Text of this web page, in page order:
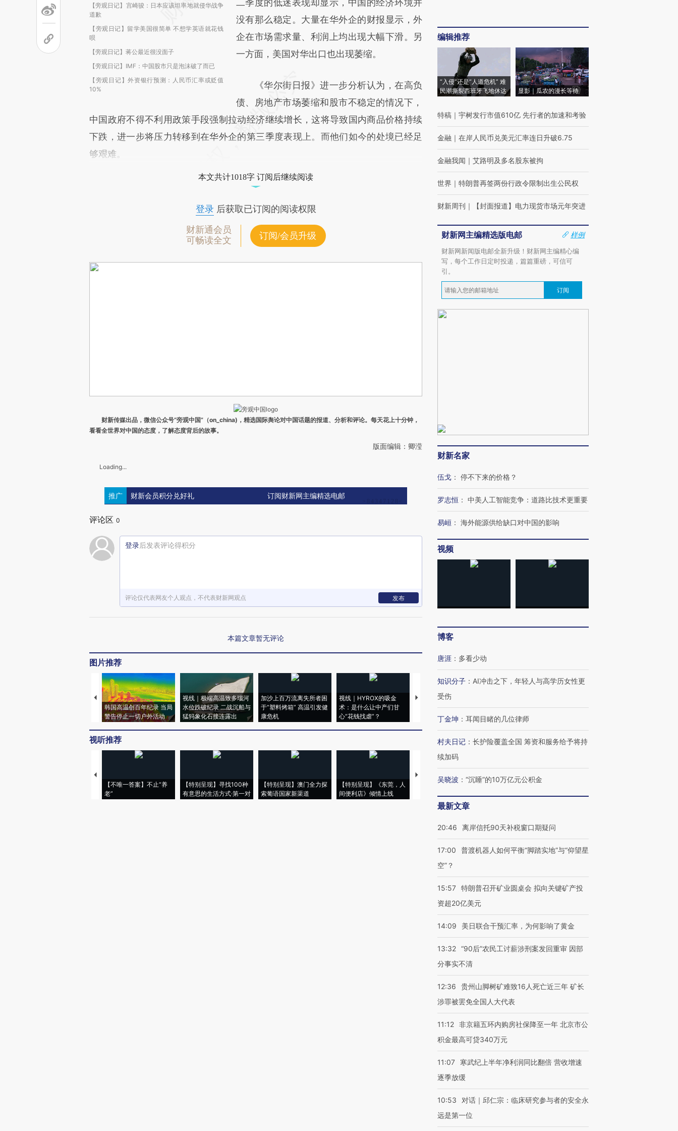
【旁观日记】宫崎骏：日本应该坦率地就侵华战争
道歉
【旁观日记】留学美国很简单 不想学英语就花钱
呗
【旁观日记】蒋公最近很没面子
【旁观日记】IMF：中国股市只是泡沫破了而已
【旁观日记】外资银行预测：人民币汇率或贬值
10%
二季度的低迷表现却显示，中国的经济环境并
没有那么稳定。大量在华外企的财报显示，外
企在市场需求量、利润上均出现大幅下滑。另
一方面，美国对华出口也出现萎缩。
《华尔街日报》进一步分析认为，在高负
债、房地产市场萎缩和股市不稳定的情况下，
中国政府不得不利用政策手段强制拉动经济继续增长，这将导致国内商品价格持续
下跌，进一步将压力转移到在华外企的第三季度表现上。而他们如今的处境已经足
够艰难。
本文共计1018字 订阅后继续阅读
登录后获取已订阅的阅读权限
财新通会员
可畅读全文
订阅/会员升级
财新传媒出品，微信公众号“旁观中国”（on_china)，精选国际舆论对中国话题的报道、分析和评论。每天花上十分钟，
看看全世界对中国的态度，了解态度背后的故事。
版面编辑：卿滢
Loading...
推广 财新会员积分兑好礼 订阅财新网主编精选电邮
评论区 0
登录后发表评论得积分
评论仅代表网友个人观点，不代表财新网观点 发布
本篇文章暂无评论
图片推荐
韩国高温创百年纪录 当局
警告停止一切户外活动
视线｜极端高温致多瑙河
水位跌破纪录 二战沉船与
猛犸象化石接连露出
加沙上百万流离失所者困
于“塑料烤箱” 高温引发健
康危机
视线｜HYROX的吸金
术：是什么让中产们甘
心“花钱找虐”？
马航飞行员跨国走私7万
粒摇头丸 尿检体内含3种
度Z世代 用街头抗争将教
育部长拱下台
机”？难民潮撕裂西班牙
视听推荐
【不唯一答案】不止“养
老”
【特别呈现】寻找100种
有意思的生活方式·第一对
【特别呈现】澳门全力探
索葡语国家新渠道
【特别呈现】《东莞，人
间便利店》倾情上线
【推广】走进第四届链博
会，让数智科技“链”接产
【特别呈现】寻找100种
编辑推荐
“入侵”还是“人道危机” 难
民潮撕裂西班牙飞地休达
显影｜瓜农的漫长等待
特稿 ｜ 宇树发行市值610亿 先行者的加速和考验
金融 ｜ 在岸人民币兑美元汇率连日升破6.75
金融我闻 ｜ 艾路明及多名股东被拘
世界 ｜ 特朗普再签两份行政令限制出生公民权
财新周刊 ｜ 【封面报道】电力现货市场元年突进
财新网主编精选版电邮
样例
财新网新闻版电邮全新升级！财新网主编精心编
写，每个工作日定时投递，篇篇重磅，可信可
引。
订阅
财新名家
伍戈 ： 停不下来的价格？
罗志恒 ： 中美人工智能竞争：道路比技术更重要
易峘 ： 海外能源供给缺口对中国的影响
视频
博客
唐涯 ： 多看少动
知识分子 ： AI冲击之下，年轻人与高学历女性更
受伤
丁金坤 ： 耳闻目睹的几位律师
村夫日记 ： 长护险覆盖全国 筹资和服务给予将持
续加码
吴晓波 ： “沉睡”的10万亿元公积金
最新文章
20:46 离岸信托90天补税窗口期疑问
17:00
普渡机器人如何平衡“脚踏实地”与“仰望星
空”？
15:57 特朗普召开矿业圆桌会 拟向关键矿产投
资超20亿美元
14:09 美日联合干预汇率，为何影响了黄金
13:32 “90后”农民工讨薪涉刑案发回重审 因部
分事实不清
12:36
贵州山脚树矿难致16人死亡近三年 矿长
涉罪被罢免全国人大代表
11:12 非京籍五环内购房社保降至一年 北京市公
积金最高可贷340万元
11:07
寒武纪上半年净利润同比翻倍 营收增速
逐季放缓
10:53
对话｜邱仁宗：临床研究参与者的安全永
远是第一位